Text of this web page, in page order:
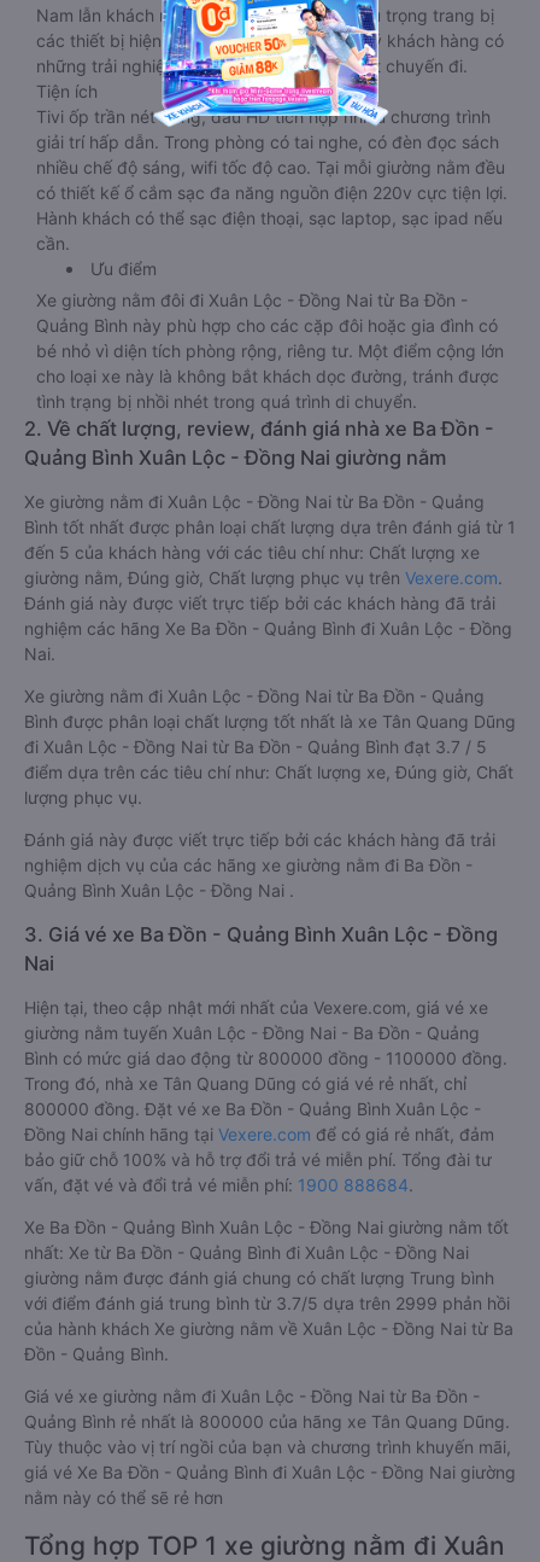
Nam lẫn khách nước ngoài. Nhà xe vẫn chú trọng trang bị
các thiết bị hiện đại nhằm đảm bảo cho quý khách hàng có
những trải nghiệm thoải mái nhất trong suốt chuyến đi.
Tiện ích
Tivi ốp trần nét cứng, đầu HD tích hợp nhiều chương trình
giải trí hấp dẫn. Trong phòng có tai nghe, có đèn đọc sách
nhiều chế độ sáng, wifi tốc độ cao. Tại mỗi giường nằm đều
có thiết kế ổ cắm sạc đa năng nguồn điện 220v cực tiện lợi.
Hành khách có thể sạc điện thoại, sạc laptop, sạc ipad nếu
cần.
Ưu điểm
Xe giường nằm đôi đi Xuân Lộc - Đồng Nai từ Ba Đồn -
Quảng Bình này phù hợp cho các cặp đôi hoặc gia đình có
bé nhỏ vì diện tích phòng rộng, riêng tư. Một điểm cộng lớn
cho loại xe này là không bắt khách dọc đường, tránh được
tình trạng bị nhồi nhét trong quá trình di chuyển.
2. Về chất lượng, review, đánh giá nhà xe Ba Đồn -
Quảng Bình Xuân Lộc - Đồng Nai giường nằm
Xe giường nằm đi Xuân Lộc - Đồng Nai từ Ba Đồn - Quảng
Bình tốt nhất được phân loại chất lượng dựa trên đánh giá từ 1
đến 5 của khách hàng với các tiêu chí như: Chất lượng xe
giường nằm, Đúng giờ, Chất lượng phục vụ trên Vexere.com.
Đánh giá này được viết trực tiếp bởi các khách hàng đã trải
nghiệm các hãng Xe Ba Đồn - Quảng Bình đi Xuân Lộc - Đồng
Nai.
Xe giường nằm đi Xuân Lộc - Đồng Nai từ Ba Đồn - Quảng
Bình được phân loại chất lượng tốt nhất là xe Tân Quang Dũng
đi Xuân Lộc - Đồng Nai từ Ba Đồn - Quảng Bình đạt 3.7 / 5
điểm dựa trên các tiêu chí như: Chất lượng xe, Đúng giờ, Chất
lượng phục vụ.
Đánh giá này được viết trực tiếp bởi các khách hàng đã trải
nghiệm dịch vụ của các hãng xe giường nằm đi Ba Đồn -
Quảng Bình Xuân Lộc - Đồng Nai .
3. Giá vé xe Ba Đồn - Quảng Bình Xuân Lộc - Đồng
Nai
Hiện tại, theo cập nhật mới nhất của Vexere.com, giá vé xe
giường nằm tuyến Xuân Lộc - Đồng Nai - Ba Đồn - Quảng
Bình có mức giá dao động từ 800000 đồng - 1100000 đồng.
Trong đó, nhà xe Tân Quang Dũng có giá vé rẻ nhất, chỉ
800000 đồng. Đặt vé xe Ba Đồn - Quảng Bình Xuân Lộc -
Đồng Nai chính hãng tại Vexere.com để có giá rẻ nhất, đảm
bảo giữ chỗ 100% và hỗ trợ đổi trả vé miễn phí. Tổng đài tư
vấn, đặt vé và đổi trả vé miễn phí: 1900 888684.
Xe Ba Đồn - Quảng Bình Xuân Lộc - Đồng Nai giường nằm tốt
nhất: Xe từ Ba Đồn - Quảng Bình đi Xuân Lộc - Đồng Nai
giường nằm được đánh giá chung có chất lượng Trung bình
với điểm đánh giá trung bình từ 3.7/5 dựa trên 2999 phản hồi
của hành khách Xe giường nằm về Xuân Lộc - Đồng Nai từ Ba
Đồn - Quảng Bình.
Giá vé xe giường nằm đi Xuân Lộc - Đồng Nai từ Ba Đồn -
Quảng Bình rẻ nhất là 800000 của hãng xe Tân Quang Dũng.
Tùy thuộc vào vị trí ngồi của bạn và chương trình khuyến mãi,
giá vé Xe Ba Đồn - Quảng Bình đi Xuân Lộc - Đồng Nai giường
nằm này có thể sẽ rẻ hơn
Tổng hợp TOP 1 xe giường nằm đi Xuân